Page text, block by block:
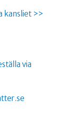
kansliet >>
via